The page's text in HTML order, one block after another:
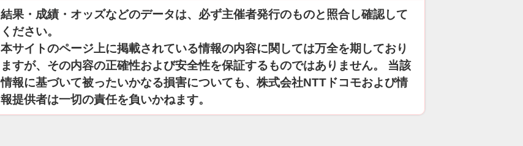
結果・成績・オッズなどのデータは、必ず主催者発行のものと照合し確認して
ください。
本サイトのページ上に掲載されている情報の内容に関しては万全を期しており
ますが、その内容の正確性および安全性を保証するものではありません。 当該
情報に基づいて被ったいかなる損害についても、株式会社NTTドコモおよび情
報提供者は一切の責任を負いかねます。